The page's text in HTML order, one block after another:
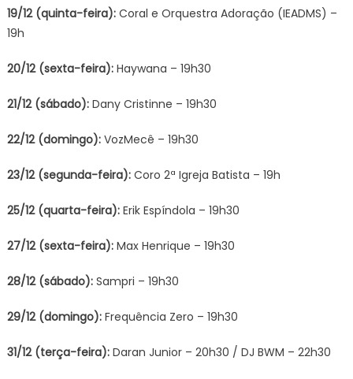
19/12 (quinta-feira):Coral e Orquestra Adoração (IEADMS) –
19h
20/12 (sexta-feira):Haywana – 19h30
21/12 (sábado):Dany Cristinne – 19h30
22/12 (domingo):VozMecê – 19h30
23/12 (segunda-feira):Coro 2ª Igreja Batista – 19h
25/12 (quarta-feira):Erik Espíndola – 19h30
27/12 (sexta-feira):Max Henrique – 19h30
28/12 (sábado):Sampri – 19h30
29/12 (domingo):Frequência Zero – 19h30
31/12 (terça-feira):Daran Junior – 20h30 / DJ BWM – 22h30